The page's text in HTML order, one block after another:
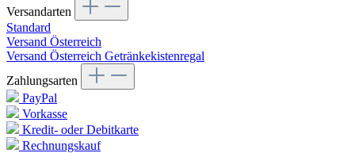
Versandarten
Standard
Versand Österreich
Versand Österreich Getränkekistenregal
Zahlungsarten
PayPal
Vorkasse
Kredit- oder Debitkarte
Rechnungskauf